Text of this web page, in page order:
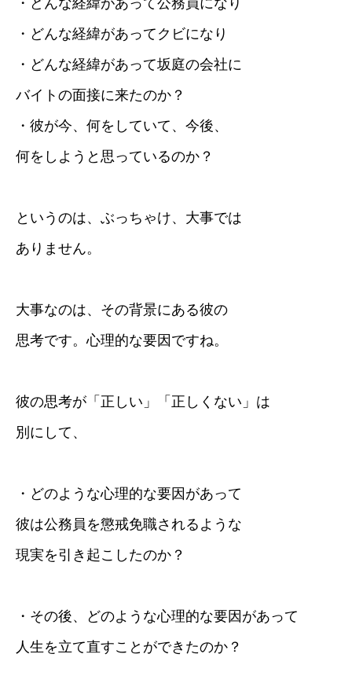
・どんな経緯があって公務員になり
・どんな経緯があってクビになり
・どんな経緯があって坂庭の会社に
バイトの面接に来たのか？
・彼が今、何をしていて、今後、
何をしようと思っているのか？
というのは、ぶっちゃけ、大事では
ありません。
大事なのは、その背景にある彼の
思考です。心理的な要因ですね。
彼の思考が「正しい」「正しくない」は
別にして、
・どのような心理的な要因があって
彼は公務員を懲戒免職されるような
現実を引き起こしたのか？
・その後、どのような心理的な要因があって
人生を立て直すことができたのか？